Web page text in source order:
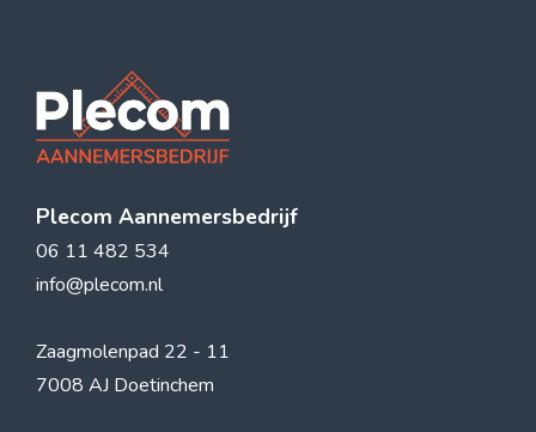
Plecom Aannemersbedrijf
06 11 482 534
info@plecom.nl
Zaagmolenpad 22 - 11
7008 AJ Doetinchem